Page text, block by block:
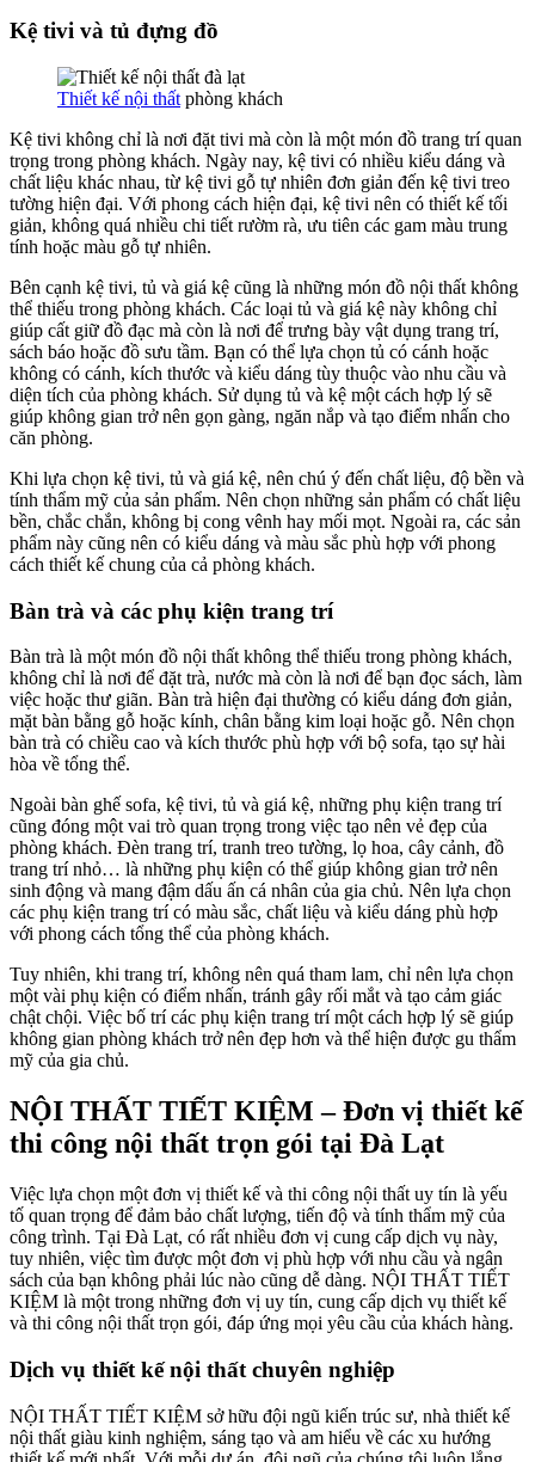
Kệ tivi và tủ đựng đồ
Thiết kế nội thất phòng khách
Kệ tivi không chỉ là nơi đặt tivi mà còn là một món đồ trang trí quan
trọng trong phòng khách. Ngày nay, kệ tivi có nhiều kiểu dáng và
chất liệu khác nhau, từ kệ tivi gỗ tự nhiên đơn giản đến kệ tivi treo
tường hiện đại. Với phong cách hiện đại, kệ tivi nên có thiết kế tối
giản, không quá nhiều chi tiết rườm rà, ưu tiên các gam màu trung
tính hoặc màu gỗ tự nhiên.
Bên cạnh kệ tivi, tủ và giá kệ cũng là những món đồ nội thất không
thể thiếu trong phòng khách. Các loại tủ và giá kệ này không chỉ
giúp cất giữ đồ đạc mà còn là nơi để trưng bày vật dụng trang trí,
sách báo hoặc đồ sưu tầm. Bạn có thể lựa chọn tủ có cánh hoặc
không có cánh, kích thước và kiểu dáng tùy thuộc vào nhu cầu và
diện tích của phòng khách. Sử dụng tủ và kệ một cách hợp lý sẽ
giúp không gian trở nên gọn gàng, ngăn nắp và tạo điểm nhấn cho
căn phòng.
Khi lựa chọn kệ tivi, tủ và giá kệ, nên chú ý đến chất liệu, độ bền và
tính thẩm mỹ của sản phẩm. Nên chọn những sản phẩm có chất liệu
bền, chắc chắn, không bị cong vênh hay mối mọt. Ngoài ra, các sản
phẩm này cũng nên có kiểu dáng và màu sắc phù hợp với phong
cách thiết kế chung của cả phòng khách.
Bàn trà và các phụ kiện trang trí
Bàn trà là một món đồ nội thất không thể thiếu trong phòng khách,
không chỉ là nơi để đặt trà, nước mà còn là nơi để bạn đọc sách, làm
việc hoặc thư giãn. Bàn trà hiện đại thường có kiểu dáng đơn giản,
mặt bàn bằng gỗ hoặc kính, chân bằng kim loại hoặc gỗ. Nên chọn
bàn trà có chiều cao và kích thước phù hợp với bộ sofa, tạo sự hài
hòa về tổng thể.
Ngoài bàn ghế sofa, kệ tivi, tủ và giá kệ, những phụ kiện trang trí
cũng đóng một vai trò quan trọng trong việc tạo nên vẻ đẹp của
phòng khách. Đèn trang trí, tranh treo tường, lọ hoa, cây cảnh, đồ
trang trí nhỏ… là những phụ kiện có thể giúp không gian trở nên
sinh động và mang đậm dấu ấn cá nhân của gia chủ. Nên lựa chọn
các phụ kiện trang trí có màu sắc, chất liệu và kiểu dáng phù hợp
với phong cách tổng thể của phòng khách.
Tuy nhiên, khi trang trí, không nên quá tham lam, chỉ nên lựa chọn
một vài phụ kiện có điểm nhấn, tránh gây rối mắt và tạo cảm giác
chật chội. Việc bố trí các phụ kiện trang trí một cách hợp lý sẽ giúp
không gian phòng khách trở nên đẹp hơn và thể hiện được gu thẩm
mỹ của gia chủ.
NỘI THẤT TIẾT KIỆM – Đơn vị thiết kế
thi công nội thất trọn gói tại Đà Lạt
Việc lựa chọn một đơn vị thiết kế và thi công nội thất uy tín là yếu
tố quan trọng để đảm bảo chất lượng, tiến độ và tính thẩm mỹ của
công trình. Tại Đà Lạt, có rất nhiều đơn vị cung cấp dịch vụ này,
tuy nhiên, việc tìm được một đơn vị phù hợp với nhu cầu và ngân
sách của bạn không phải lúc nào cũng dễ dàng. NỘI THẤT TIẾT
KIỆM là một trong những đơn vị uy tín, cung cấp dịch vụ thiết kế
và thi công nội thất trọn gói, đáp ứng mọi yêu cầu của khách hàng.
Dịch vụ thiết kế nội thất chuyên nghiệp
NỘI THẤT TIẾT KIỆM sở hữu đội ngũ kiến trúc sư, nhà thiết kế
nội thất giàu kinh nghiệm, sáng tạo và am hiểu về các xu hướng